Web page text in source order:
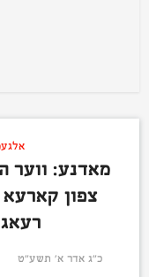
מאדנע: ווער
צפון
כ״ג אדר א׳ תשע״ט